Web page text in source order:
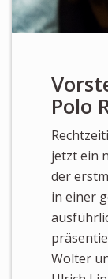
Polo
jetzt ein
der
in einer
Wolter